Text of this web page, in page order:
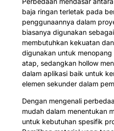
baja ringan terletak pada
penggunaannya dalam
biasanya digunakan
membutuhkan kekuatan
digunakan untuk
atap, sedangkan hollow
dalam aplikasi baik untuk
elemen sekunder dalam
Dengan mengenali
mudah dalam menentukan
untuk kebutuhan spesifik